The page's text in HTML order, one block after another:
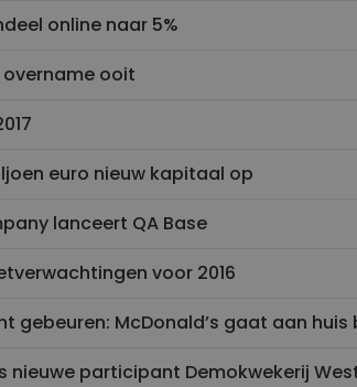
online naar 5%
ooit
euro nieuw kapitaal op
lanceert QA Base
voor 2016
gebeuren: McDonald’s gaat aan huis
nieuwe participant Demokwekerij